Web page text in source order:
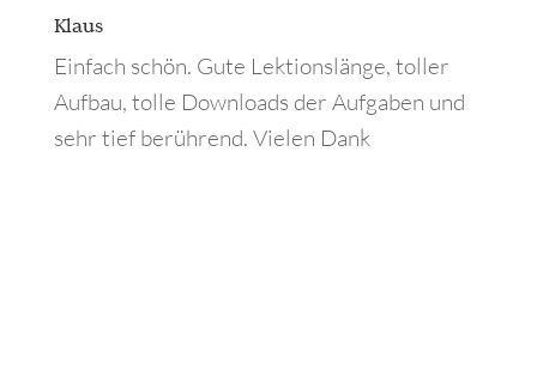
Klaus
Einfach schön. Gute Lektionslänge, toller
Aufbau, tolle Downloads der Aufgaben und
sehr tief berührend. Vielen Dank